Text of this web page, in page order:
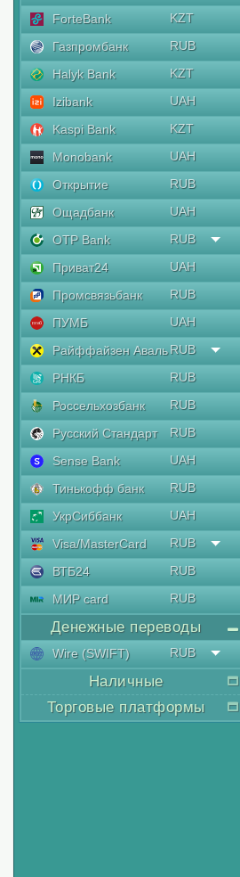
ForteBank
KZT
Газпромбанк
RUB
Halyk Bank
KZT
Izibank
UAH
Kaspi Bank
KZT
Monobank
UAH
Открытие
RUB
Ощадбанк
UAH
OTP Bank
RUB
Приват24
UAH
Промсвязьбанк
RUB
ПУМБ
UAH
Райффайзен АвальRUB
РНКБ
RUB
Россельхозбанк
RUB
Русский Стандарт
RUB
Sense Bank
UAH
Тинькофф банк
RUB
УкрСиббанк
UAH
Visa/MasterCard
RUB
ВТБ24
RUB
МИР card
RUB
Денежные переводы
Wire (SWIFT) RUB
Наличные
Торговые платформы